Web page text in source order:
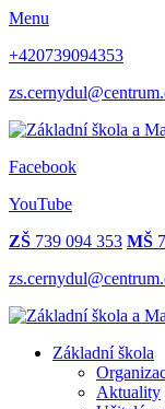
Menu
+420739094353
Facebook
YouTube
ZŠ 739 094 353 MŠ
Základní škola
Aktuality